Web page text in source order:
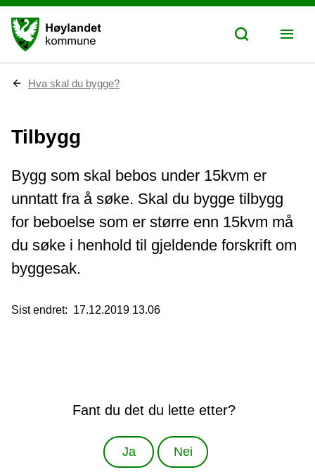
D
h
e
:
Hva skal du bygge?
Tilbygg
Bygg som skal bebos under 15kvm er
unntatt fra å søke. Skal du bygge tilbygg
for beboelse som er større enn 15kvm må
du søke i henhold til gjeldende forskrift om
byggesak.
Sist endret 17.12.2019 13.06
Fant du det du lette etter?
Ja Nei